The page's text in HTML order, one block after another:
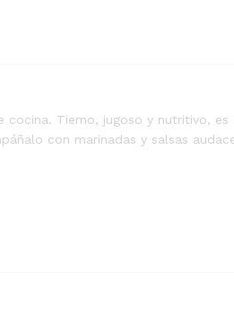
Tierno, jugoso y nutritivo,
con marinadas y salsas